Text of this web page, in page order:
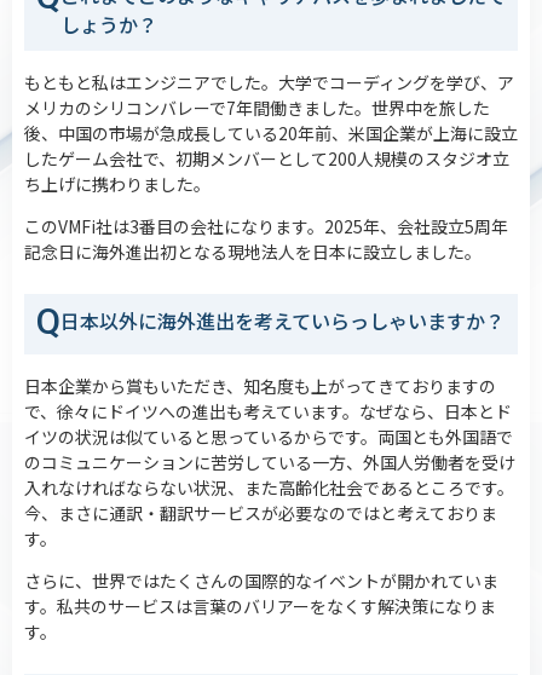
しょうか？
もともと私はエンジニアでした。大学でコーディングを学び、ア
メリカのシリコンバレーで7年間働きました。世界中を旅した
後、中国の市場が急成長している20年前、米国企業が上海に設立
したゲーム会社で、初期メンバーとして200人規模のスタジオ立
ち上げに携わりました。
このVMFi社は3番目の会社になります。2025年、会社設立5周年
記念日に海外進出初となる現地法人を日本に設立しました。
Q日本以外に海外進出を考えていらっしゃいますか？
日本企業から賞もいただき、知名度も上がってきておりますの
で、徐々にドイツへの進出も考えています。なぜなら、日本とド
イツの状況は似ていると思っているからです。両国とも外国語で
のコミュニケーションに苦労している一方、外国人労働者を受け
入れなければならない状況、また高齢化社会であるところです。
今、まさに通訳・翻訳サービスが必要なのではと考えておりま
す。
さらに、世界ではたくさんの国際的なイベントが開かれていま
す。私共のサービスは言葉のバリアーをなくす解決策になりま
す。